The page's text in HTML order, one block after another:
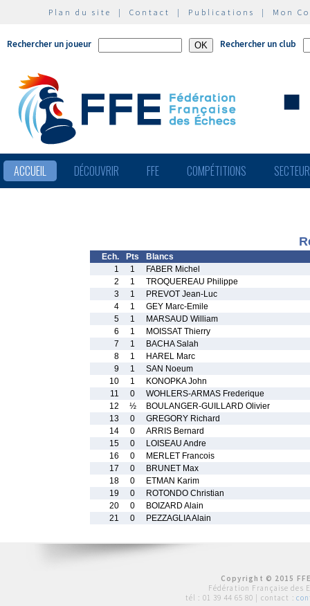
Plan du site | Contact | Publications | Mon
Rechercher un joueur Rechercher un club
ACCUEIL DÉCOUVRIR FFE COMPÉTITIONS
Ech. Pts
Blancs
1
1
FABER Michel
2
1
TROQUEREAU Philippe
3
1
PREVOT Jean-Luc
4
1
GEY Marc-Emile
5
1
MARSAUD William
6
1
MOISSAT Thierry
7
1
BACHA Salah
8
1
HAREL Marc
9
1
SAN Noeum
10
1
KONOPKA John
11
0
WOHLERS-ARMAS Frederique
12
½
BOULANGER-GUILLARD Olivier
13
0
GREGORY Richard
14
0
ARRIS Bernard
15
0
LOISEAU Andre
16
0
MERLET Francois
17
0
BRUNET Max
18
0
ETMAN Karim
19
0
ROTONDO Christian
20
0
BOIZARD Alain
21
0 PEZZAGLIA Alain
Copyright © 2015
Fédération Française des
tél : 01 39 44 65 80 | contact :